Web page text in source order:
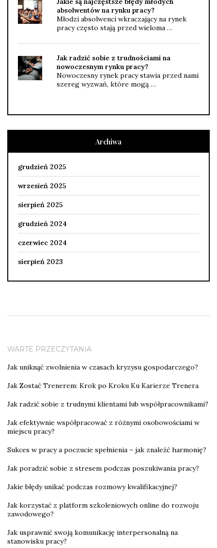
absolwentów na rynku pracy?
Młodzi absolwenci wkraczający na rynek
pracy często stają przed wieloma …
Jak radzić sobie z trudnościami na
nowoczesnym rynku pracy?
Nowoczesny rynek pracy stawia przed nami
szereg wyzwań, które mogą …
Archiwa
grudzień 2025
wrzesień 2025
sierpień 2025
grudzień 2024
czerwiec 2024
sierpień 2023
WARTE PRZECZYTANIA
Jak uniknąć zwolnienia w czasach kryzysu gospodarczego?
Jak Zostać Trenerem: Krok po Kroku Ku Karierze Trenera
Jak radzić sobie z trudnymi klientami lub współpracownikami?
Jak efektywnie współpracować z różnymi osobowościami w
miejscu pracy?
Sukces w pracy a poczucie spełnienia – jak znaleźć harmonię?
Jak poradzić sobie z stresem podczas poszukiwania pracy?
Jakie błędy unikać podczas rozmowy kwalifikacyjnej?
Jak korzystać z platform szkoleniowych online do rozwoju
zawodowego?
Jak usprawnić swoją komunikację interpersonalną na
stanowisku pracy?